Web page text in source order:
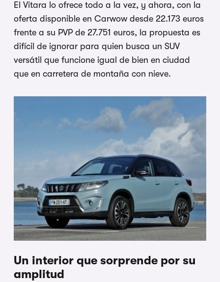
El Vitara lo ofrece todo a la vez, y ahora, con la
oferta disponible en Carwow desde 22.173 euros
frente a su PVP de 27.751 euros, la propuesta es
difícil de ignorar para quien busca un SUV
versátil que funcione igual de bien en ciudad
que en carretera de montaña con nieve.
Un interior que sorprende por su
amplitud